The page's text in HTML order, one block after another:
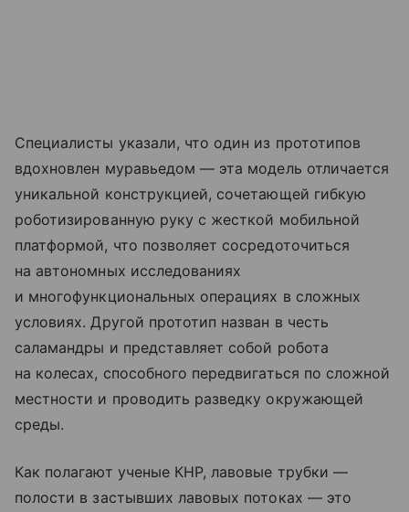
Специалисты указали, что один из прототипов
вдохновлен муравьедом — эта модель отличается
уникальной конструкцией, сочетающей гибкую
роботизированную руку с жесткой мобильной
платформой, что позволяет сосредоточиться
на автономных исследованиях
и многофункциональных операциях в сложных
условиях. Другой прототип назван в честь
саламандры и представляет собой робота
на колесах, способного передвигаться по сложной
местности и проводить разведку окружающей
среды.
Как полагают ученые КНР, лавовые трубки —
полости в застывших лавовых потоках — это